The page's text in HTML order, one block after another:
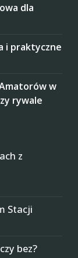
dla
i praktyczne
w
rywale
z
Stacji
bez?